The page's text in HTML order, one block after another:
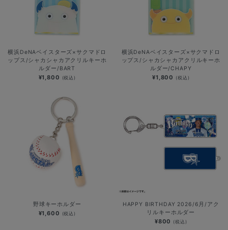
横浜DeNAベイスターズ×サクマドロ
ップス/シャカシャカアクリルキーホ
ルダー/BART
¥1,800 (税込)
横浜DeNAベイスターズ×サクマドロ
ップス/シャカシャカアクリルキーホ
ルダー/CHAPY
¥1,800 (税込)
野球キーホルダー
¥1,600 (税込)
HAPPY BIRTHDAY 2026/6月/アク
リルキーホルダー
¥800 (税込)